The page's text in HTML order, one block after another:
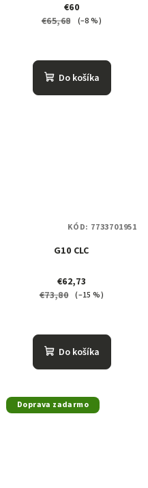
€60
€65,68
(–8 %)
Do košíka
G10 CLC
€62,73
€73,80 (–15 %)
Do košíka
KÓD: 7733701951
Doprava zadarmo